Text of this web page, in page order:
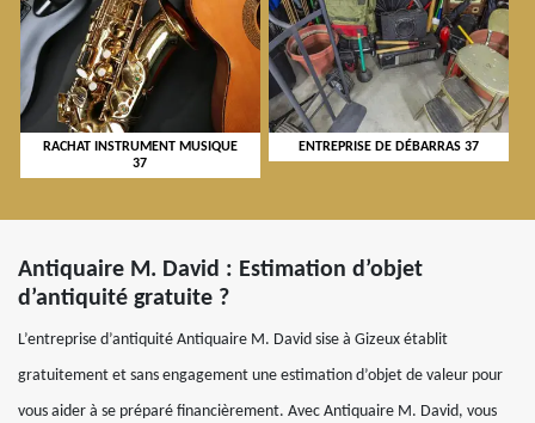
RACHAT INSTRUMENT MUSIQUE
37
ENTREPRISE DE DÉBARRAS 37
Antiquaire M. David : Estimation d’objet
d’antiquité gratuite ?
L’entreprise d’antiquité Antiquaire M. David sise à Gizeux établit
gratuitement et sans engagement une estimation d’objet de valeur pour
vous aider à se préparé financièrement. Avec Antiquaire M. David, vous